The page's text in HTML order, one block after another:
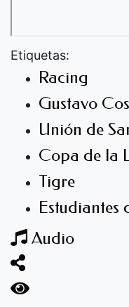
Etiquetas:
Racing
Gustavo
Unión de
Copa de la
Tigre
Estudiantes
Audio